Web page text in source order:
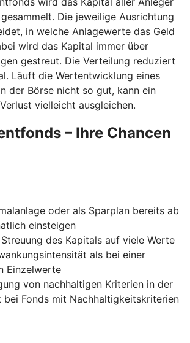
Die jeweilige Ausrichtung
in welche Anlagewerte das Geld
wird das Kapital immer über
gestreut. Die Verteilung reduziert
Läuft die Wertentwicklung eines
der Börse nicht so gut, kann ein
vielleicht ausgleichen.
– Ihre Chancen
oder als Sparplan bereits ab
einsteigen
des Kapitals auf viele Werte
als bei einer
Einzelwerte
von nachhaltigen Kriterien in der
bei Fonds mit Nachhaltigkeitskriterien